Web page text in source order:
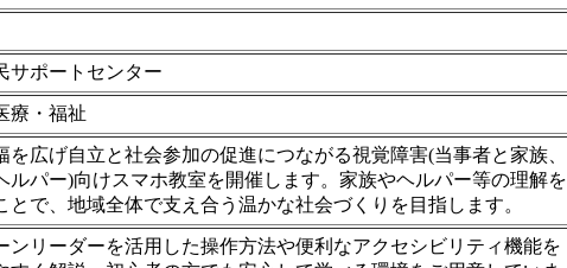
サポートセンター
療・福祉
を広げ自立と社会参加の促進につながる視覚障害(当事者と家族、
ルパー)向けスマホ教室を開催します。家族やヘルパー等の理解を
とで、地域全体で支え合う温かな社会づくりを目指します。
ンリーダーを活用した操作方法や便利なアクセシビリティ機能を